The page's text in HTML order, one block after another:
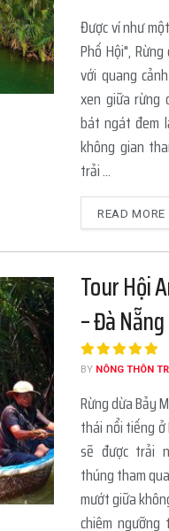
Được ví như
Phố Hội",
với quang
xen giữa rừng
bát ngát đem
không gian
trải ...
READ MORE
Tour Hội
– Đà Nẵng
BY NÔNG THÔN
Rừng dừa Bảy
thái nổi tiếng ở
sẽ được trải
thúng tham
mướt giữa
chiêm